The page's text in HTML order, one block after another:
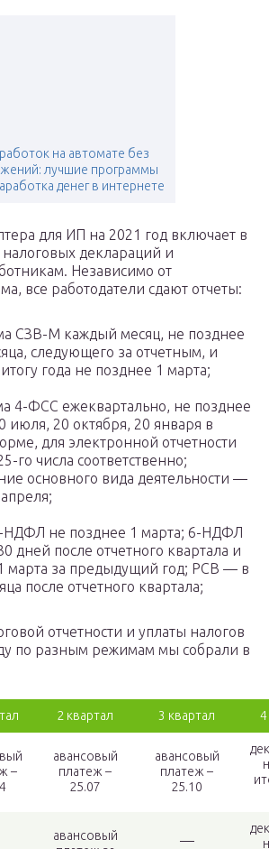
на автомате без
лучшие программы
денег в интернете
для ИП на 2021 год включает в
налоговых деклараций и
Независимо от
все работодатели сдают отчеты:
СЗВ-М каждый месяц, не позднее
следующего за отчетным, и
года не позднее 1 марта;
4-ФСС ежеквартально, не позднее
июля, 20 октября, 20 января в
для электронной отчетности
го числа соответственно;
основного вида деятельности —
не позднее 1 марта; 6-НДФЛ
дней после отчетного квартала и
марта за предыдущий год; РСВ — в
после отчетного квартала;
отчетности и уплаты налогов
по разным режимам мы собрали в
2 квартал 3 квартал 4
–
авансовый
платеж –
25.07
авансовый
платеж –
25.10
авансовый
—